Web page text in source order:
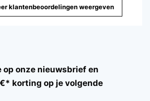
für einen Stromausfall zu haben. Im
mit einem Energiespeicher ist dann auch ein
warm. Ist zwar dafür nicht gedacht funktioniert
klantenbeoordelingen weergeven
op onze nieuwsbrief en
korting op je volgende